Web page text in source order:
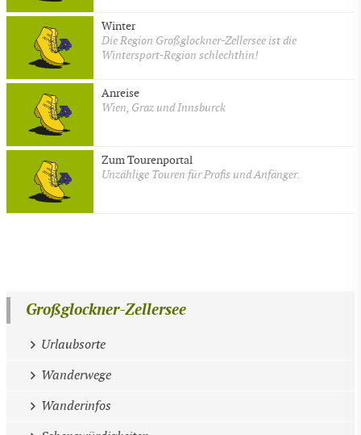
Winter
Die Region Großglockner-Zellersee ist die
Wintersport-Region schlechthin!
Anreise
Wien, Graz und Innsburck
Zum Tourenportal
Unzählige Touren für Profis und Anfänger.
Großglockner-Zellersee
Urlaubsorte
Wanderwege
Wanderinfos